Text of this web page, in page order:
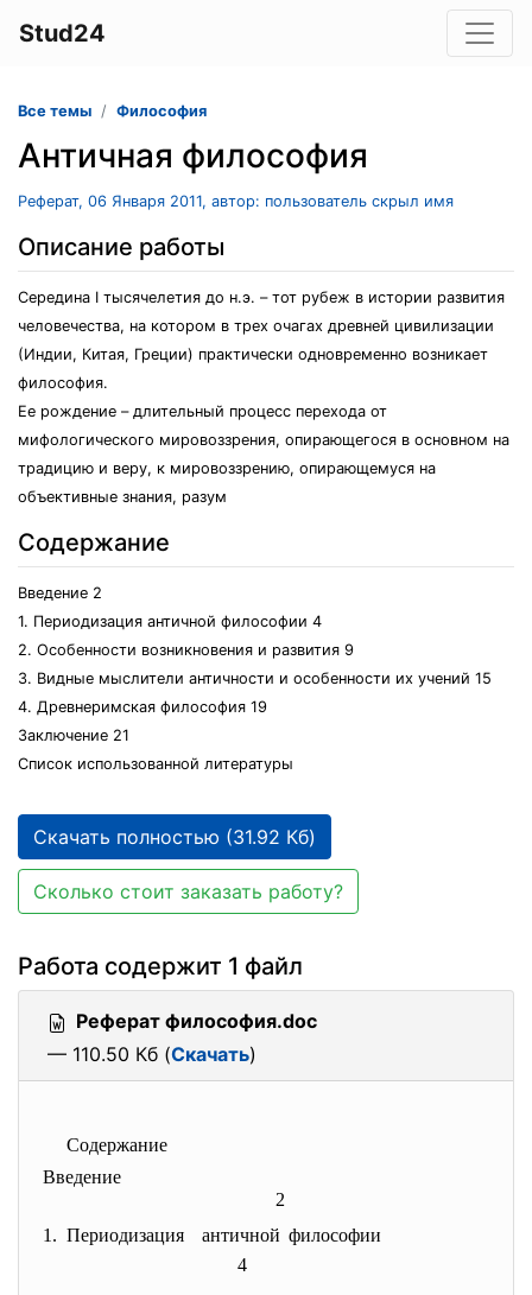
Stud24
Все темы Философия
Античная философия
Реферат, 06 Января 2011, автор: пользователь скрыл имя
Описание работы
Середина I тысячелетия до н.э. – тот рубеж в истории развития
человечества, на котором в трех очагах древней цивилизации
(Индии, Китая, Греции) практически одновременно возникает
философия.
Ее рождение – длительный процесс перехода от
мифологического мировоззрения, опирающегося в основном на
традицию и веру, к мировоззрению, опирающемуся на
объективные знания, разум
Содержание
Введение 2
1. Периодизация античной философии 4
2. Особенности возникновения и развития 9
3. Видные мыслители античности и особенности их учений 15
4. Древнеримская философия 19
Заключение 21
Список использованной литературы
Скачать полностью (31.92 Кб)
Сколько стоит заказать работу?
Работа содержит 1 файл
Реферат философия.doc
— 110.50 Кб (Скачать)
Содержание
Введение
2
1. Периодизация античной философии
4